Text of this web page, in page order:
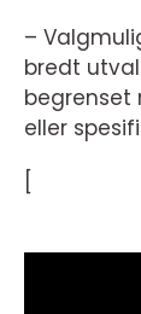
–
bredt
begrenset
eller